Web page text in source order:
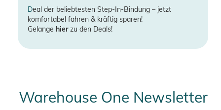
Deal der beliebtesten Step-In-Bindung – jetzt
komfortabel fahren & kräftig sparen!
Gelange hierzu den Deals!
Warehouse One Newsletter